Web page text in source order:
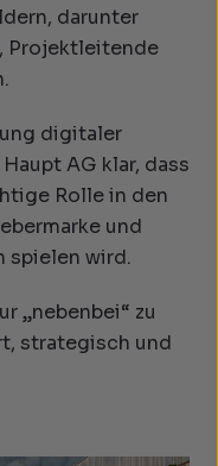
darunter
Projektleitende
digitaler
AG klar, dass
Rolle in den
und
spielen wird.
„nebenbei“ zu
strategisch und